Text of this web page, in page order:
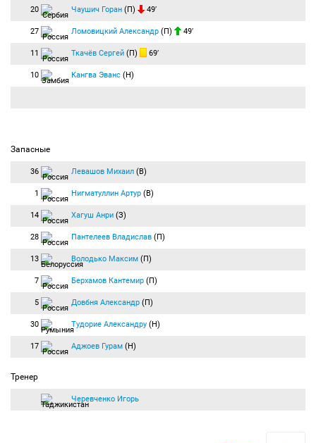
Итоговый счёт 0:1.
Финальный свисток. "Арсенал" - "Зенит", 0:1. Все, пока!
20 Чаушич Горан (П) 49′
27 Ломовицкий Александр (П) 49′
11 Ткачёв Сергей (П) 69′
10 Кангва Эванс (Н)
Запасные
36 Левашов Михаил (В)
1 Нигматуллин Артур (В)
14 Хагуш Анри (З)
28 Пантелеев Владислав (П)
13 Володько Максим (П)
7 Берхамов Кантемир (П)
5 Довбня Александр (П)
30 Тудорие Александру (Н)
17 Аджоев Гурам (Н)
Тренер
Черевченко Игорь